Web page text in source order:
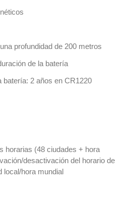
profundidad de 200 metros
de la batería
batería: 2 años en CR1220
horarias (48 ciudades + hora
desactivación del horario de
local/hora mundial